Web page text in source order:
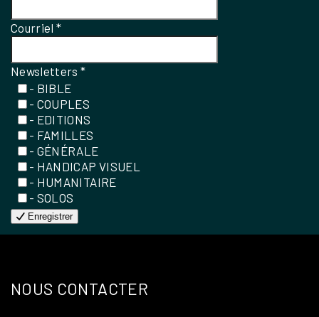
Courriel*
Newsletters*
- BIBLE
- COUPLES
- EDITIONS
- FAMILLES
- GÉNÉRALE
- HANDICAP VISUEL
- HUMANITAIRE
- SOLOS
Enregistrer
NOUS CONTACTER